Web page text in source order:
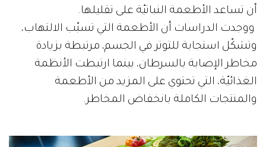
أن تساعد الأطعمة النباتيّة على تقليلها.
ووجدت الدراسات أن الأطعمة التي تسبّب الالتهاب،
وتشكّل استجابة للتوتر في الجسم، مرتبطة بزيادة
مخاطر الإصابة بالسرطان، بينما ارتبطت الأنظمة
الغذائيّة، التي تحتوي على المزيد من الأطعمة
والمنتجات الكاملة بانخفاض المخاطر.